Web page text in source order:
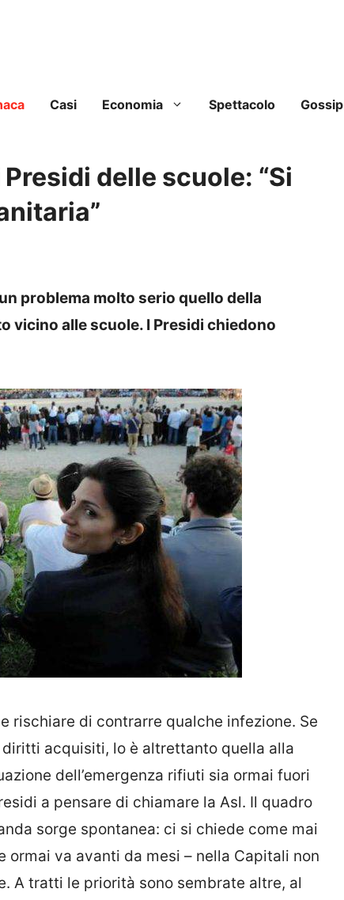
Casi Economia Spettacolo Gossip
delle scuole: “Si
problema molto serio quello della
vicino alle scuole. I Presidi chiedono
rischiare di contrarre qualche infezione. Se
diritti acquisiti, lo è altrettanto quella alla
dell’emergenza rifiuti sia ormai fuori
a pensare di chiamare la Asl. Il quadro
sorge spontanea: ci si chiede come mai
va avanti da mesi – nella Capitali non
A tratti le priorità sono sembrate altre, al